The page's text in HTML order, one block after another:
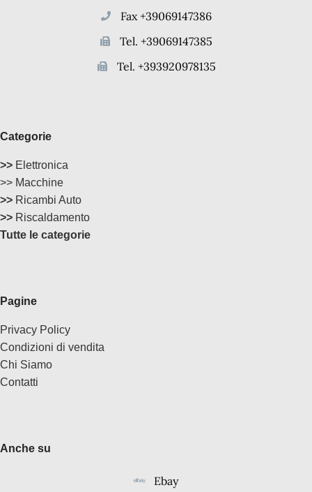
Fax +39069147386
Tel. +39069147385
Tel. +393920978135
Categorie
>> Elettronica
>> Macchine
>> Ricambi Auto
>> Riscaldamento
Tutte le categorie
Pagine
Privacy Policy
Condizioni di vendita
Chi Siamo
Contatti
Anche su
Ebay